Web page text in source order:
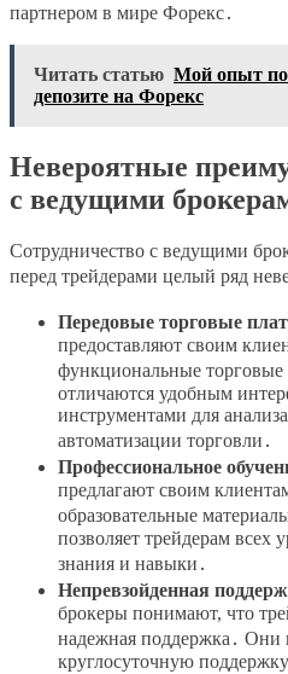
партнером в мире Форекс․
Читать статью Мой опыт
депозите на Форекс
Невероятные
с ведущими
Сотрудничество с ведущими
перед трейдерами целый ряд
Передовые торговые
предоставляют своим
функциональные
отличаются удобным
инструментами для
автоматизации торговли․
Профессиональное
предлагают своим
образовательные
позволяет трейдерам всех
знания и навыки․
Непревзойденная
брокеры понимают, что
надежная поддержка․ Они
круглосуточную